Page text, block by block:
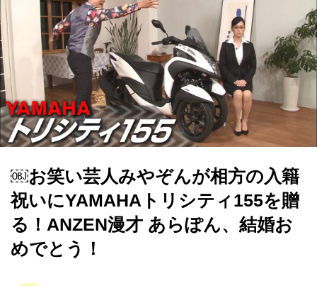
￼お笑い芸人みやぞんが相方の入籍
祝いにYAMAHAトリシティ155を贈
る！ANZEN漫才 あらぽん、結婚お
めでとう！